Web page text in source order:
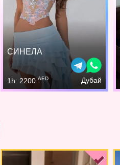
СИНЕЛА
1h: 2200AED Дубай